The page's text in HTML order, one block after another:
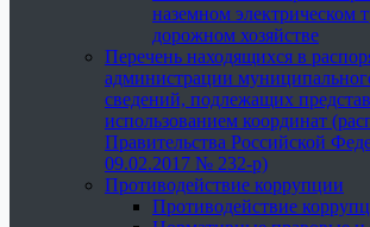
наземном электрическом
дорожном хозяйстве
Перечень находящихся в
администрации
сведений, подлежащих
использованием координат
Правительства Российской
09.02.2017 № 232-р)
Противодействие коррупции
Противодействие